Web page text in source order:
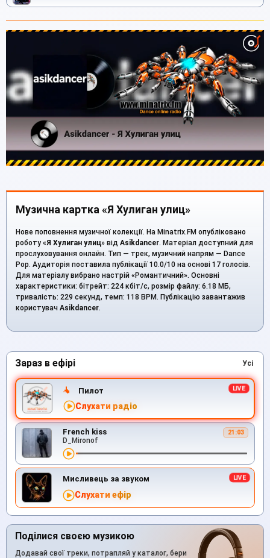
Музична картка «Я Хулиган улиц»
Нове поповнення музичної колекції. На Minatrix.FM опубліковано
роботу «Я Хулиган улиц» від Asikdancer. Матеріал доступний для
прослуховування онлайн. Тип — трек, музичний напрям — Dance
Pop. Аудиторія поставила публікації 10.0/10 на основі 17 голосів.
Для матеріалу вибрано настрій «Романтичний». Основні
характеристики: бітрейт: 224 кбіт/с, розмір файлу: 6.18 МБ,
тривалість: 229 секунд, темп: 118 BPM. Публікацію завантажив
користувач Asikdancer.
Зараз в ефірі Усі
Пилот
Слухати радіо
French kiss 21:03
D_Mironof
Мисливець за звуком
Слухати ефір
Поділися своєю музикою
Додавай свої треки, потрапляй у каталог, бери